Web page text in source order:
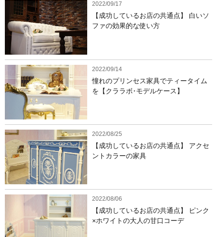
2022/09/17
【成功しているお店の共通点】 白いソ
ファの効果的な使い方
2022/09/14
憧れのプリンセス家具でティータイム
を【クララボ･モデルケース】
2022/08/25
【成功しているお店の共通点】 アクセ
ントカラーの家具
2022/08/06
【成功しているお店の共通点】 ピンク
×ホワイトの大人の甘口コーデ